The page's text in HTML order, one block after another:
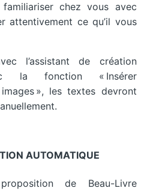
chez vous avec
attentivement ce qu’il vous
l’assistant de création
la fonction « Insérer
», les textes devront
AUTOMATIQUE
de Beau-Livre